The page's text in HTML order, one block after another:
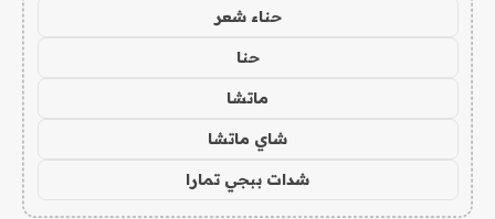
حناء شعر
حنا
ماتشا
شاي ماتشا
شدات ببجي تمارا